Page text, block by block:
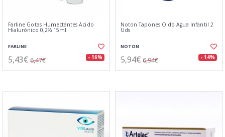
Farline Gotas Humectantes Ácido
Hialurónico 0,2% 15ml
FARLINE
5,43€ 6,47€ - 16%
Noton Tapones Oido Agua Infantil 2
Uds
NOTON
5,94€ 6,94€ - 14%